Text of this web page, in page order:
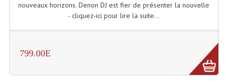
Lampes Théatre
Lyres
nouveaux horizons. Denon DJ est fier de présenter la nouvelle
- cliquez-ici pour lire la suite...
799.00E